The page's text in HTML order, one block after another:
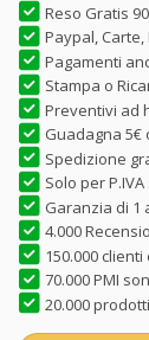
Reso Gratis
Paypal,
Pagamenti
Stampa o
Preventivi ad
Guadagna 5€
Spedizione
Solo per
Garanzia di 1
4.000
150.000
70.000 PMI
20.000